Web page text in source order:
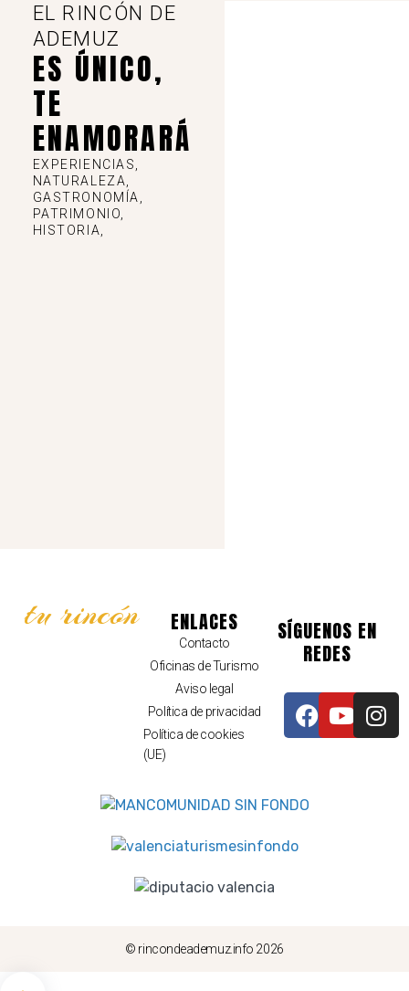
EL RINCÓN DE
ADEMUZ
ES ÚNICO,
TE
ENAMORARÁ
EXPERIENCIAS,
NATURALEZA,
GASTRONOMÍA,
PATRIMONIO,
HISTORIA,
tu rincón ENLACES
Contacto
Oficinas de Turismo
Aviso legal
Política de privacidad
Política de cookies
(UE)
SÍGUENOS EN
REDES
© rincondeademuz.info 2026